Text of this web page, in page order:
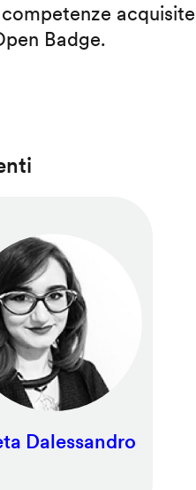
Badge.
Dalessandro